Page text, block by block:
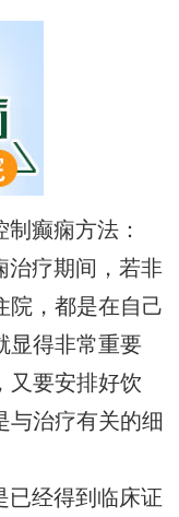
癫痫方法：
治疗期间，若非
院，都是在自己
显得非常重要
又要安排好饮
与治疗有关的细
已经得到临床证